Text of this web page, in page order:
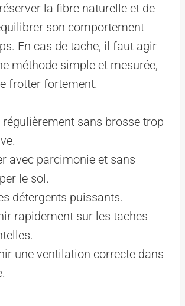
la fibre naturelle et de
son comportement
En cas de tache, il faut agir
méthode simple et mesurée,
frotter fortement.
sans brosse trop
avec parcimonie et sans
le sol.
détergents puissants.
rapidement sur les taches
une ventilation correcte dans